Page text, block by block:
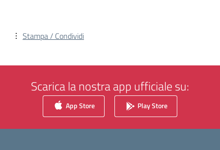
Stampa / Condividi
Scarica la nostra app ufficiale su:
App Store Play Store